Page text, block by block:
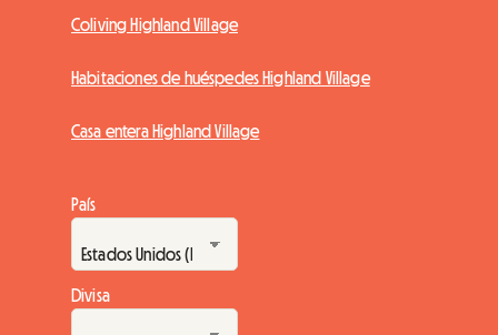
Coliving Highland Village
Habitaciones de huéspedes Highland Village
Casa entera Highland Village
País
Divisa